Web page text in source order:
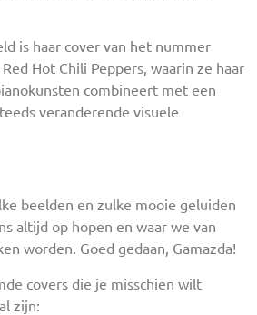
is haar cover van het nummer
Hot Chili Peppers, waarin ze haar
combineert met een
veranderende visuele
beelden en zulke mooie geluiden
altijd op hopen en waar we van
worden. Goed gedaan, Gamazda!
covers die je misschien wilt
zijn: